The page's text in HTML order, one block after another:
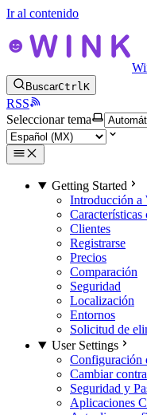
Ir al contenido
BuscarCtrlK
RSS
Seleccionar tema
Getting Started
Introducción a
Características
Clientes
Registrarse
Precios
Comparación
Seguridad
Localización
Entornos
Solicitud de
User Settings
Configuración
Cambiar
Seguridad y
Aplicaciones